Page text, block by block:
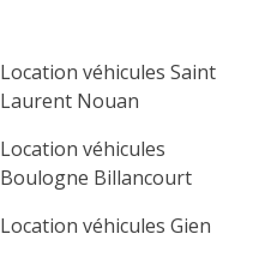
9 10 11
23 24 25
30
Location véhicules Saint
Laurent Nouan
Location véhicules
Boulogne Billancourt
Location véhicules Gien